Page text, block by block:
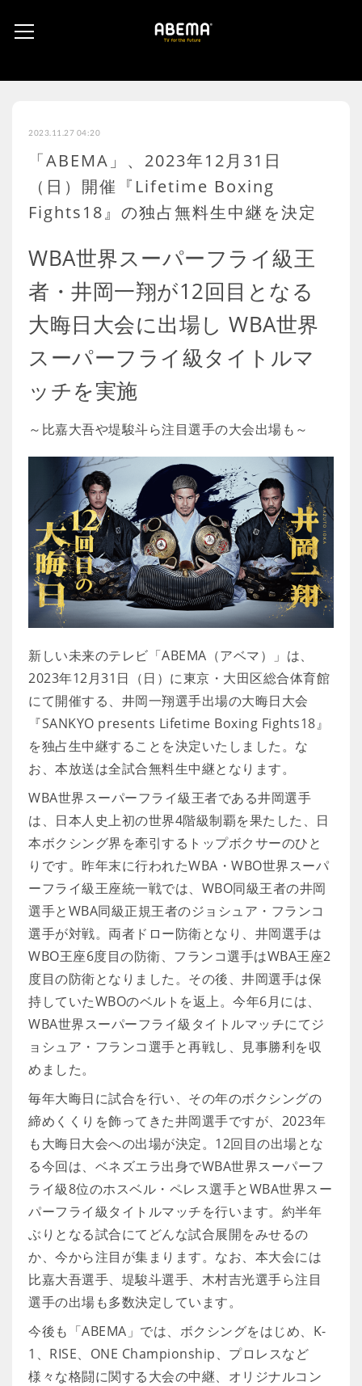
2023.11.27 04:20
「ABEMA」、2023年12月31日
（日）開催『Lifetime Boxing
Fights18』の独占無料生中継を決定
WBA世界スーパーフライ級王
者・井岡一翔が12回目となる
大晦日大会に出場し WBA世界
スーパーフライ級タイトルマ
ッチを実施
～比嘉大吾や堤駿斗ら注目選手の大会出場も～
新しい未来のテレビ「ABEMA（アベマ）」は、
2023年12月31日（日）に東京・大田区総合体育館
にて開催する、井岡一翔選手出場の大晦日大会
『SANKYO presents Lifetime Boxing Fights18』
を独占生中継することを決定いたしました。な
お、本放送は全試合無料生中継となります。
WBA世界スーパーフライ級王者である井岡選手
は、日本人史上初の世界4階級制覇を果たした、日
本ボクシング界を牽引するトップボクサーのひと
りです。昨年末に行われたWBA・WBO世界スーパ
ーフライ級王座統一戦では、WBO同級王者の井岡
選手とWBA同級正規王者のジョシュア・フランコ
選手が対戦。両者ドロー防衛となり、井岡選手は
WBO王座6度目の防衛、フランコ選手はWBA王座2
度目の防衛となりました。その後、井岡選手は保
持していたWBOのベルトを返上。今年6月には、
WBA世界スーパーフライ級タイトルマッチにてジ
ョシュア・フランコ選手と再戦し、見事勝利を収
めました。
毎年大晦日に試合を行い、その年のボクシングの
締めくくりを飾ってきた井岡選手ですが、2023年
も大晦日大会への出場が決定。12回目の出場とな
る今回は、ベネズエラ出身でWBA世界スーパーフ
ライ級8位のホスベル・ペレス選手とWBA世界スー
パーフライ級タイトルマッチを行います。約半年
ぶりとなる試合にてどんな試合展開をみせるの
か、今から注目が集まります。なお、本大会には
比嘉大吾選手、堤駿斗選手、木村吉光選手ら注目
選手の出場も多数決定しています。
今後も「ABEMA」では、ボクシングをはじめ、K-
1、RISE、ONE Championship、プロレスなど
様々な格闘に関する大会の中継、オリジナルコン